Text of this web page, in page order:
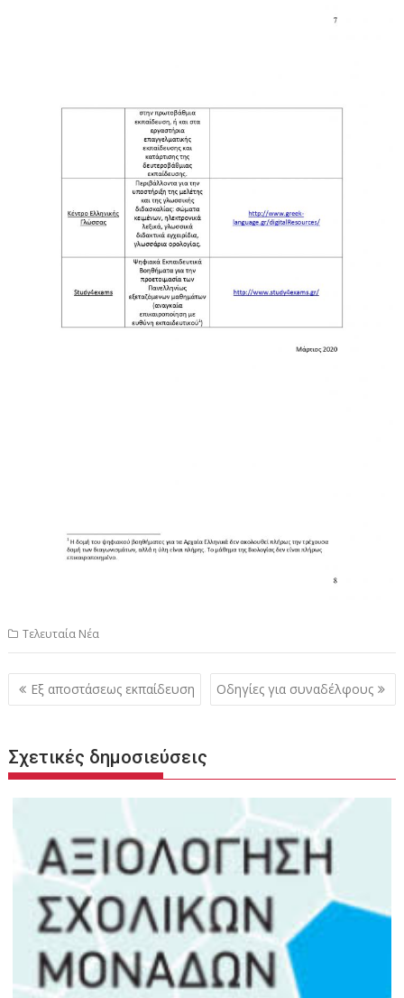
Τελευταία Νέα
Πλοήγηση
άρθρων
Εξ αποστάσεως εκπαίδευση Οδηγίες για συναδέλφους
Σχετικές δημοσιεύσεις